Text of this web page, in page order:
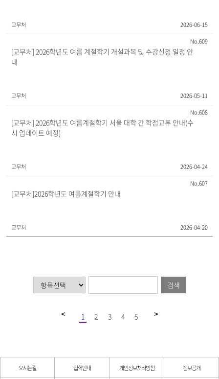
교무처
2026-06-15
609
[교무처] 2026학년도 여름 계절학기 개설과목 및 수강신청 일정 안
내
교무처
2026-05-11
608
[교무처] 2026학년도 여름계절학기 서울 대학 간 학점교류 안내(수
시 업데이트 예정)
교무처
2026-04-24
607
[교무처]2026학년도 여름계절학기 안내
교무처 2026-04-20
검색
1 2 3 4 5
오시는길 입학안내 개인정보처리방침 정보공개